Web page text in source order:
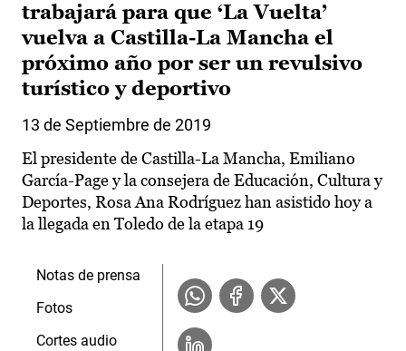
trabajará para que ‘La Vuelta’
vuelva a Castilla-La Mancha el
próximo año por ser un revulsivo
turístico y deportivo
13 de Septiembre de 2019
El presidente de Castilla-La Mancha, Emiliano
García-Page y la consejera de Educación, Cultura y
Deportes, Rosa Ana Rodríguez han asistido hoy a
la llegada en Toledo de la etapa 19
Notas de prensa
Fotos
Cortes audio